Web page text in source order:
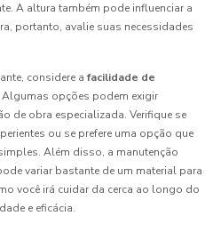
A altura também pode influenciar a
portanto, avalie suas necessidades
considere a facilidade de
Algumas opções podem exigir
de obra especializada. Verifique se
ou se prefere uma opção que
Além disso, a manutenção
variar bastante de um material para
você irá cuidar da cerca ao longo do
e eficácia.